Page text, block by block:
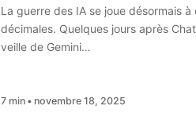
La guerre des IA se joue désormais à
décimales. Quelques jours après
veille de Gemini…
7 min novembre 18, 2025